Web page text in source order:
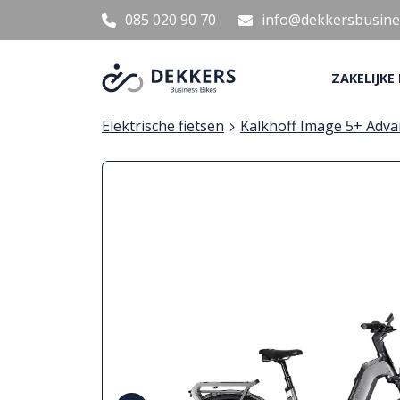
085 020 90 70
Elektrische fietsen Kalkhoff Image 5+